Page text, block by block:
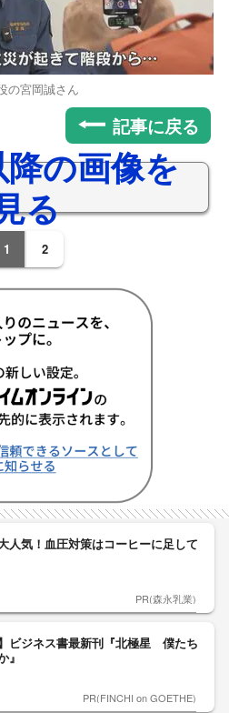
の宮岡誠さん
記事に戻る
の画像を
る
1 2
人気！血圧対策はコーヒーに足して
PR(森永乳業)
】ビジネス書最新刊『北極星 僕たち
』
PR(FINCHI on GOETHE)